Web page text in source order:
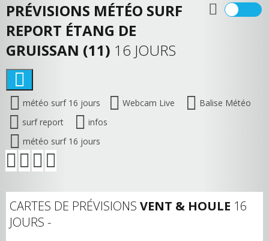
PRÉVISIONS MÉTÉO SURF
REPORT ÉTANG DE
GRUISSAN (11) 16 JOURS
météo surf 16 jours Webcam Live
Balise Météo
surf report
infos
météo surf 16 jours
CARTES DE PRÉVISIONS VENT & HOULE 16
JOURS -